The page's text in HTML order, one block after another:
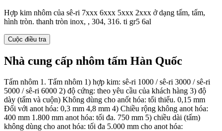
Hợp kim nhôm của sê-ri 7xxx 6xxx 5xxx 2xxx ở dạng tấm, tấm,
hình tròn. thanh tròn inox, , 304, 316. ti gr5 6al
Cuộc điều tra
Nhà cung cấp nhôm tấm Hàn Quốc
Tấm nhôm 1. Tấm nhôm 1) hợp kim: sê-ri 1000 / sê-ri 3000 / sê-ri
5000 / sê-ri 6000 2) độ cứng: theo yêu cầu của khách hàng 3) độ
dày (tấm và cuộn) Không dùng cho anốt hóa: tối thiểu. 0,15 mm
Đối với anot hóa: 0,3 mm 4,8 mm 4) Chiều rộng không anot hóa:
400 mm 1.800 mm anot hóa: tối đa. 750 mm 5) chiều dài (tấm)
không dùng cho anot hóa: tối đa 5.000 mm cho anot hóa: